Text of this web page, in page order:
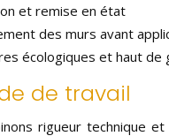
et remise en état
des murs avant
écologiques et haut de
de travail
rigueur technique